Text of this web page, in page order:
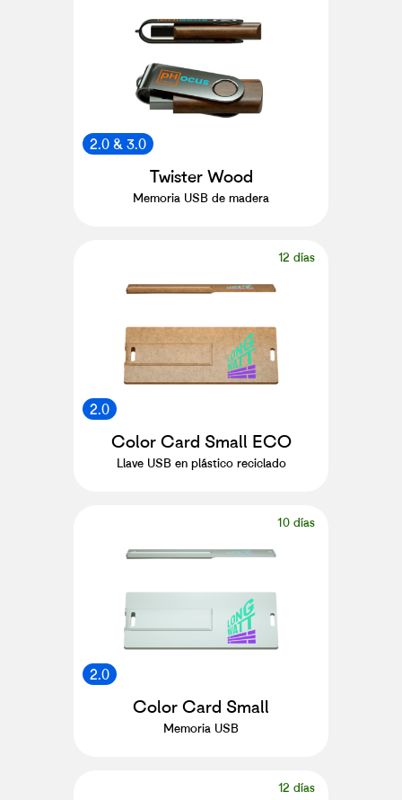
2.0 & 3.0
Twister Wood
Memoria USB de madera
12 días
2.0
Color Card Small ECO
Llave USB en plástico reciclado
10 días
2.0
Color Card Small
Memoria USB
12 días